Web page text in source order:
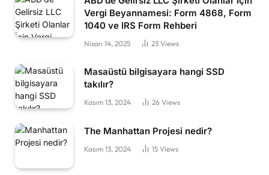
Vergi Beyannamesi: Form 4868, Form
1040 ve IRS Form Rehberi
Nisan 14, 2025 23 Views
Masaüstü bilgisayara hangi SSD
takılır?
Kasım 13, 2024 26 Views
The Manhattan Projesi nedir?
Kasım 13, 2024 15 Views